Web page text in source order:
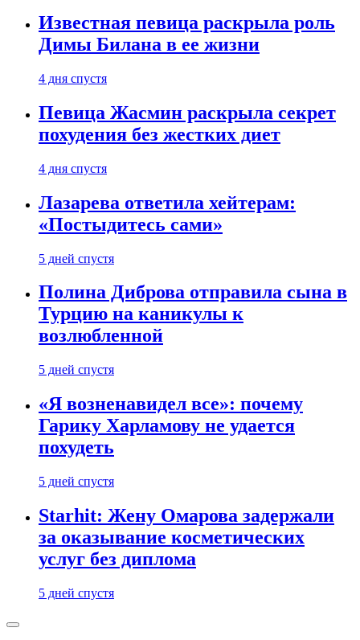
Известная певица раскрыла роль
Димы Билана в ее жизни
4 дня спустя
Певица Жасмин раскрыла секрет
похудения без жестких диет
4 дня спустя
Лазарева ответила хейтерам:
«Постыдитесь сами»
5 дней спустя
Полина Диброва отправила сына в
Турцию на каникулы к
возлюбленной
5 дней спустя
«Я возненавидел все»: почему
Гарику Харламову не удается
похудеть
5 дней спустя
Starhit: Жену Омарова задержали
за оказывание косметических
услуг без диплома
5 дней спустя